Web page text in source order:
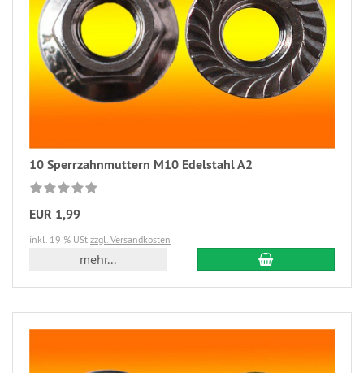
10 Sperrzahnmuttern M10 Edelstahl A2
EUR 1,99
inkl. 19 % USt zzgl. Versandkosten
mehr...